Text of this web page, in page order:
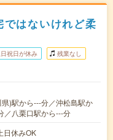
はないけれど柔
日祝日が休み 残業なし
)駅から---分／沖松島駅か
／八栗口駅から---分
休みOK